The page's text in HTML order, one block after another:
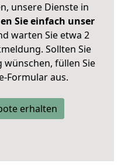
unsere Dienste in
Sie einfach unser
warten Sie etwa 2
Sollten Sie
füllen Sie
Formular aus.
erhalten